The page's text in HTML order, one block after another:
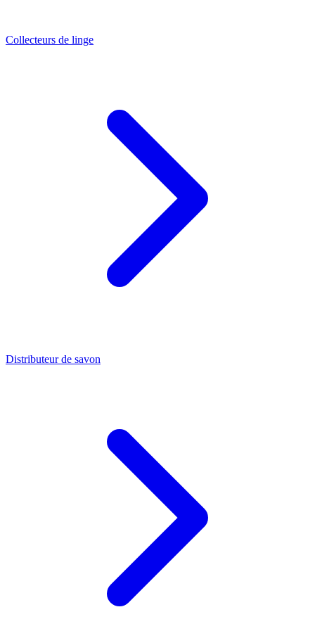
Collecteurs de linge
Distributeur de savon